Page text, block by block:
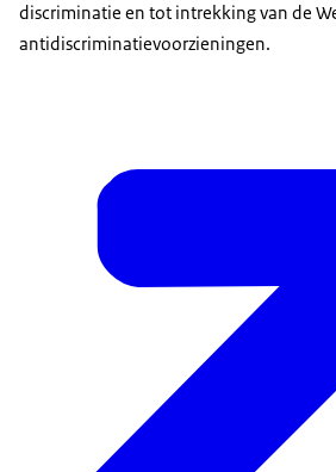
discriminatie en tot intrekking van de
antidiscriminatievoorzieningen.